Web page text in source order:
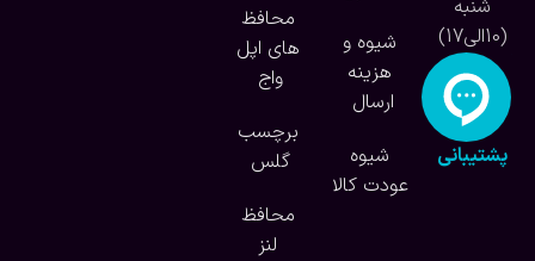
شنبه
(10الی17)
پشتیبانی
شیوه و
هزینه
ارسال
شیوه
عودت کالا
محافظ
های اپل
واج
برچسب
گلس
محافظ
لنز